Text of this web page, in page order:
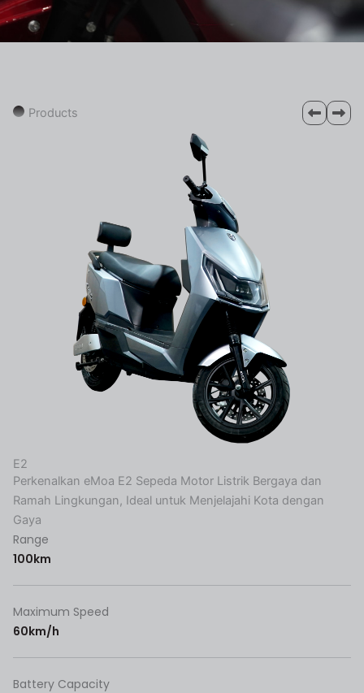
Products
E2
Perkenalkan eMoa E2 Sepeda Motor Listrik Bergaya dan
Ramah Lingkungan, Ideal untuk Menjelajahi Kota dengan
Gaya
Range
100km
Maximum Speed
60km/h
Battery Capacity